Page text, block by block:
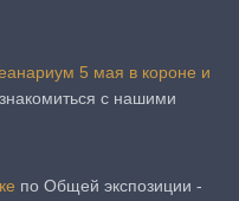
5 мая в короне и
с нашими
по Общей экспозиции -